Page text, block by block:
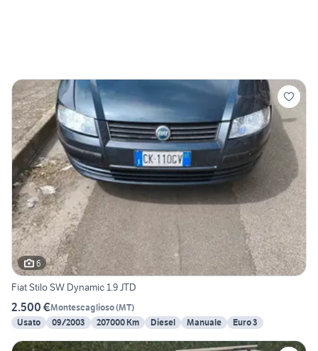
6
Fiat Stilo SW Dynamic 1.9 JTD
2.500 €Montescaglioso(MT)
Usato
09/2003 207000 Km Diesel Manuale Euro 3